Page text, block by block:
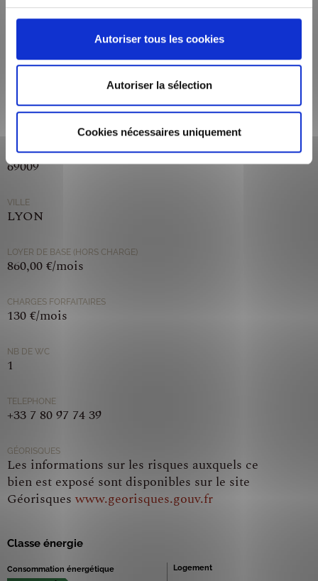
Autoriser tous les cookies
Autoriser la sélection
Cookies nécessaires uniquement
Collectif
ETAGE
CODE POSTAL
69009
VILLE
LYON
LOYER DE BASE (HORS CHARGE)
860,00 €/mois
CHARGES FORFAITAIRES
130 €/mois
NB DE WC
1
TELEPHONE
+33 7 80 97 74 39
GÉORISQUES
Les informations sur les risques auxquels ce
bien est exposé sont disponibles sur le site
Géorisques www.georisques.gouv.fr
Classe énergie
Consommation énergétique
Logement